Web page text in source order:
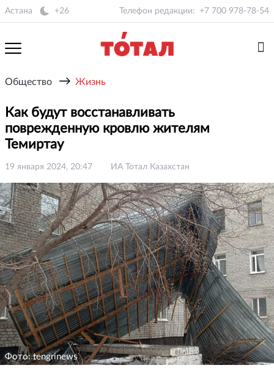
Астана +26 Телефон редакции: +7 700 978-78-54
Общество → Жизнь
Как будут восстанавливать
поврежденную кровлю жителям
Темиртау
19 января 2024, 20:47 ИА Тотал Казахстан
Фото: tengrinews